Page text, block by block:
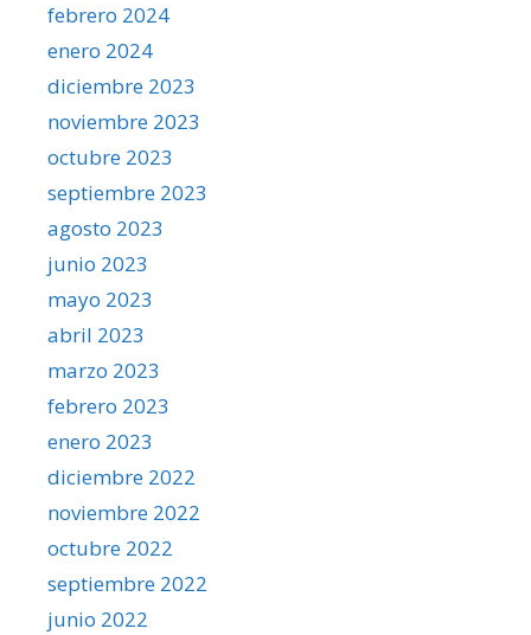
febrero 2024
enero 2024
diciembre 2023
noviembre 2023
octubre 2023
septiembre 2023
agosto 2023
junio 2023
mayo 2023
abril 2023
marzo 2023
febrero 2023
enero 2023
diciembre 2022
noviembre 2022
octubre 2022
septiembre 2022
junio 2022